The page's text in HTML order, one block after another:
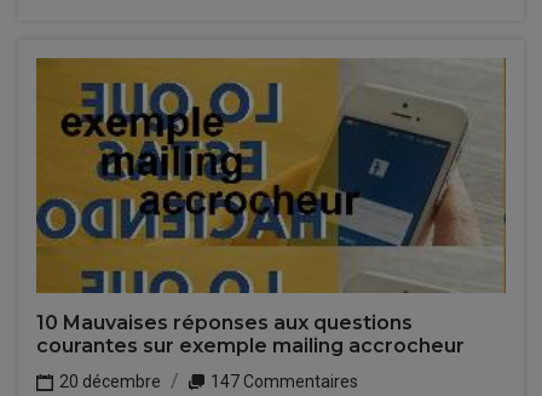
10 Mauvaises réponses aux questions
courantes sur exemple mailing accrocheur
20 décembre
147 Commentaires